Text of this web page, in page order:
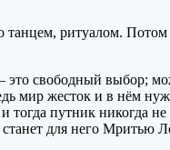
танцем, ритуалом.
это свободный выбор;
мир жесток и в нём
тогда путник никогда
для него Мритью